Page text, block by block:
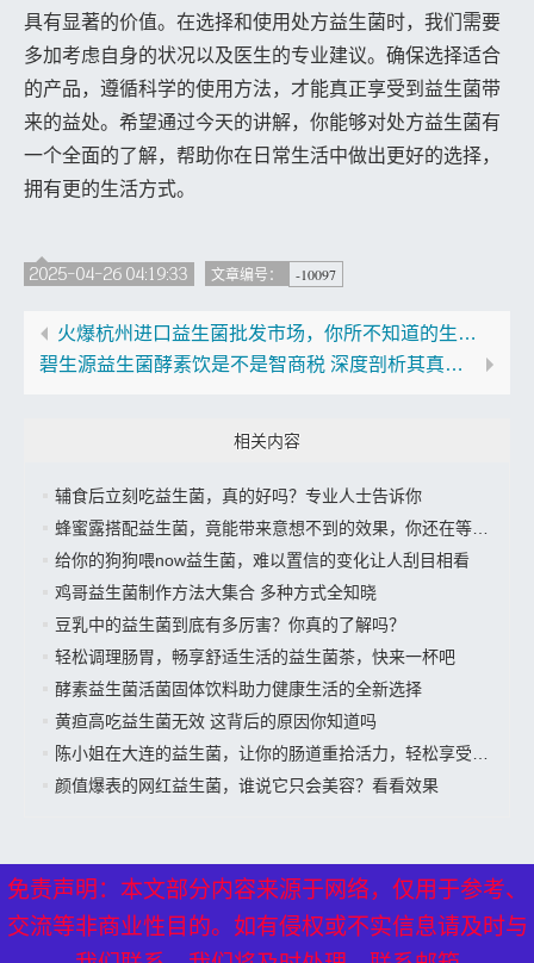
具有显著的价值。在选择和使用处方益生菌时，我们需要
多加考虑自身的状况以及医生的专业建议。确保选择适合
的产品，遵循科学的使用方法，才能真正享受到益生菌带
来的益处。希望通过今天的讲解，你能够对处方益生菌有
一个全面的了解，帮助你在日常生活中做出更好的选择，
拥有更的生活方式。
2025-04-26 04:19:33 文章编号： -10097
火爆杭州进口益生菌批发市场，你所不知道的生意潜力与机会
碧生源益生菌酵素饮是不是智商税 深度剖析其真实功效
相关内容
辅食后立刻吃益生菌，真的好吗？专业人士告诉你
蜂蜜露搭配益生菌，竟能带来意想不到的效果，你还在等什么？
给你的狗狗喂now益生菌，难以置信的变化让人刮目相看
鸡哥益生菌制作方法大集合 多种方式全知晓
豆乳中的益生菌到底有多厉害？你真的了解吗？
轻松调理肠胃，畅享舒适生活的益生菌茶，快来一杯吧
酵素益生菌活菌固体饮料助力健康生活的全新选择
黄疸高吃益生菌无效 这背后的原因你知道吗
陈小姐在大连的益生菌，让你的肠道重拾活力，轻松享受美好生活”
颜值爆表的网红益生菌，谁说它只会美容？看看效果
免责声明：本文部分内容来源于网络，仅用于参考、
交流等非商业性目的。如有侵权或不实信息请及时与
XML地图---网站地图----热点关注 ---备案号： 京ICP备17024281
免责声明：本文部分内容来源于网络，仅用于参考、
交流等非商业性目的。如有侵权或不实信息请及时与